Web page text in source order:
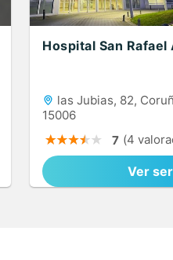
Hospital San Rafael
las Jubias, 82,
15006
7 (4
Ver